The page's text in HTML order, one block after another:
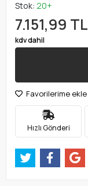
Stok: 20+
7.151,99 TL
kdv dahil
Favorilerime ekle
Hızlı Gönderi